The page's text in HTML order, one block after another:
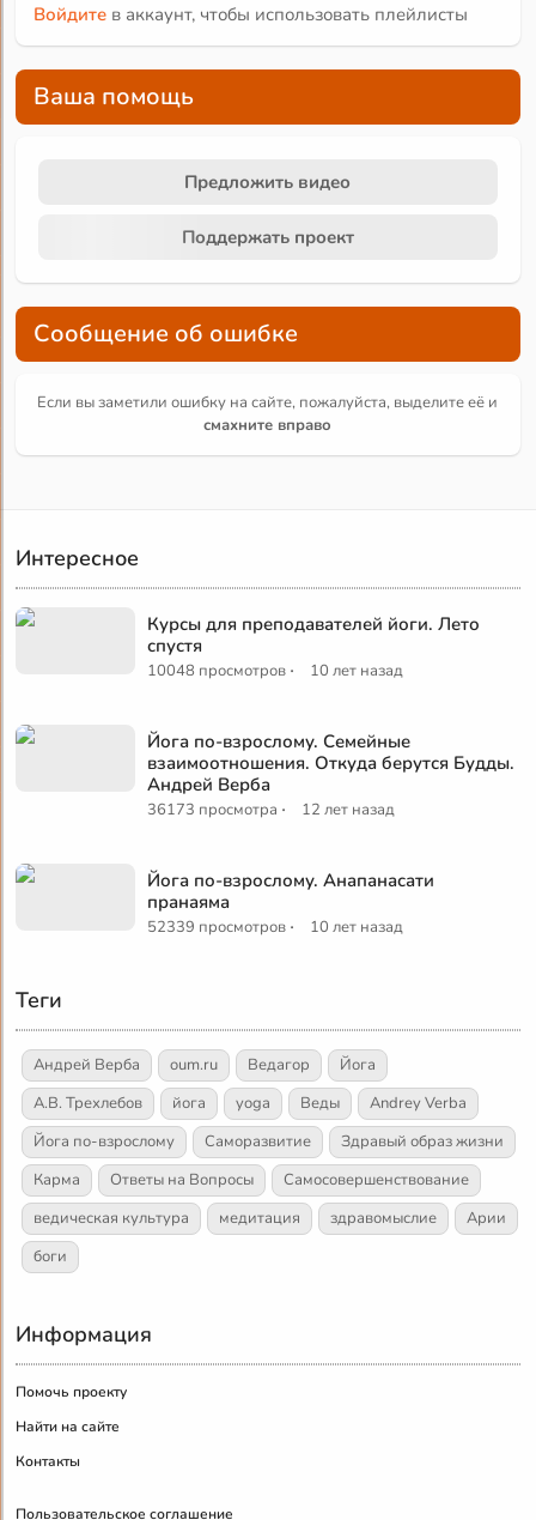
Войдите в аккаунт, чтобы использовать плейлисты
Ваша помощь
Предложить видео
Поддержать проект
Сообщение об ошибке
Если вы заметили ошибку на сайте, пожалуйста, выделите её и
смахните вправо
Интересное
Курсы для преподавателей йоги. Лето
спустя
10048 просмотров · 10 лет назад
Йога по-взрослому. Семейные
взаимоотношения. Откуда берутся Будды.
Андрей Верба
36173 просмотра · 12 лет назад
Йога по-взрослому. Анапанасати
пранаяма
52339 просмотров · 10 лет назад
Теги
Андрей Верба oum.ru Ведагор
Йога
А.В. Трехлебов
йога yoga Веды
Andrey Verba
Йога по-взрослому
Саморазвитие
Здравый образ жизни
Карма
Ответы на Вопросы
Самосовершенствование
ведическая культура
медитация здравомыслие
Арии
боги
Информация
Помочь проекту
Найти на сайте
Контакты
Пользовательское соглашение